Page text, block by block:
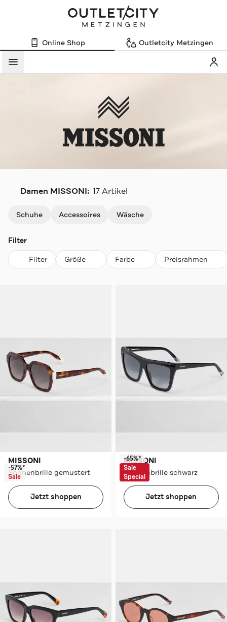
Online Shop Outletcity Metzingen
Menü
Damen MISSONI: 17 Artikel
Schuhe Accessoires Wäsche
Filter
Filter Größe Farbe Preisrahmen
MISSONI
Sonnenbrille gemustert
-57%*
Sale
Jetzt shoppen
MISSONI
Sonnenbrille schwarz
-65%*
Sale
Special
Jetzt shoppen